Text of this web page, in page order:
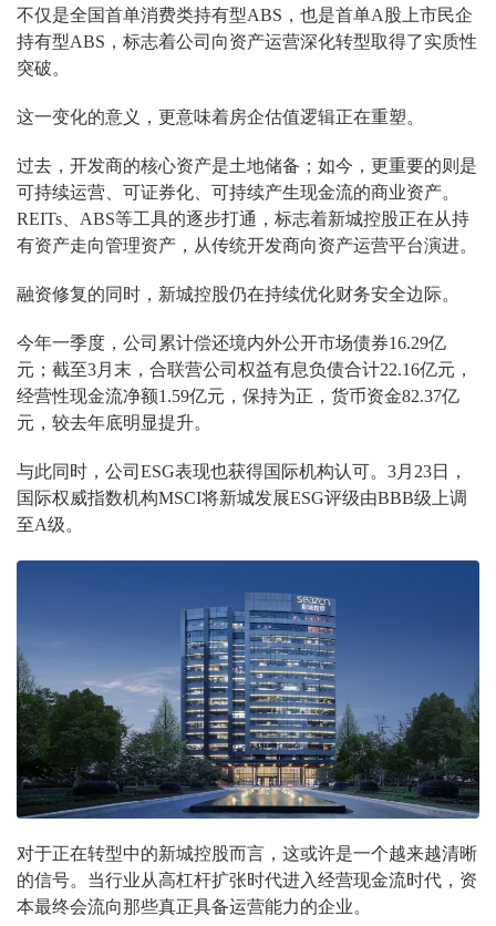
不仅是全国首单消费类持有型ABS，也是首单A股上市民企
持有型ABS，标志着公司向资产运营深化转型取得了实质性
突破。
这一变化的意义，更意味着房企估值逻辑正在重塑。
过去，开发商的核心资产是土地储备；如今，更重要的则是
可持续运营、可证券化、可持续产生现金流的商业资产。
REITs、ABS等工具的逐步打通，标志着新城控股正在从持
有资产走向管理资产，从传统开发商向资产运营平台演进。
融资修复的同时，新城控股仍在持续优化财务安全边际。
今年一季度，公司累计偿还境内外公开市场债券16.29亿
元；截至3月末，合联营公司权益有息负债合计22.16亿元，
经营性现金流净额1.59亿元，保持为正，货币资金82.37亿
元，较去年底明显提升。
与此同时，公司ESG表现也获得国际机构认可。3月23日，
国际权威指数机构MSCI将新城发展ESG评级由BBB级上调
至A级。
对于正在转型中的新城控股而言，这或许是一个越来越清晰
的信号。当行业从高杠杆扩张时代进入经营现金流时代，资
本最终会流向那些真正具备运营能力的企业。